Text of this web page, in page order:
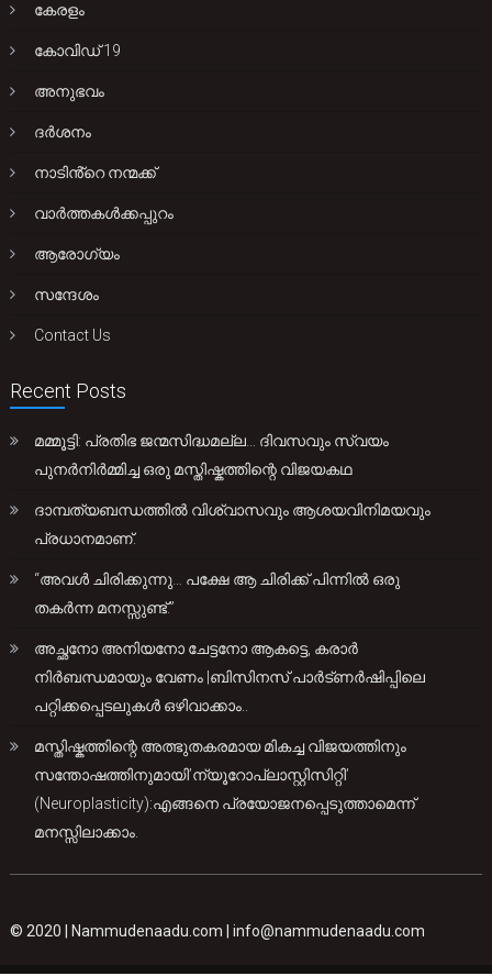
കേരളം
കോവിഡ് 19
അനുഭവം
ദർശനം
നാടിൻ്റെ നന്മക്ക്
വാർത്തകൾക്കപ്പുറം
ആരോഗ്യം
സന്ദേശം
Contact Us
Recent Posts
മമ്മൂട്ടി: പ്രതിഭ ജന്മസിദ്ധമല്ല… ദിവസവും സ്വയം
പുനർനിർമ്മിച്ച ഒരു മസ്തിഷ്കത്തിന്റെ വിജയകഥ
ദാമ്പത്യബന്ധത്തിൽ വിശ്വാസവും ആശയവിനിമയവും
പ്രധാനമാണ്.
“അവൾ ചിരിക്കുന്നു… പക്ഷേ ആ ചിരിക്ക് പിന്നിൽ ഒരു
തകർന്ന മനസ്സുണ്ട്.”
അച്ഛനോ അനിയനോ ചേട്ടനോ ആകട്ടെ, കരാർ
നിർബന്ധമായും വേണം |ബിസിനസ് പാർട്ണർഷിപ്പിലെ
പറ്റിക്കപ്പെടലുകൾ ഒഴിവാക്കാം..
മസ്തിഷ്കത്തിന്റെ അത്ഭുതകരമായ മികച്ച വിജയത്തിനും
സന്തോഷത്തിനുമായി’ന്യൂറോപ്ലാസ്റ്റിസിറ്റി’
(Neuroplasticity):എങ്ങനെ പ്രയോജനപ്പെടുത്താമെന്ന്
മനസ്സിലാക്കാം.
© 2020 | Nammudenaadu.com |info@nammudenaadu.com